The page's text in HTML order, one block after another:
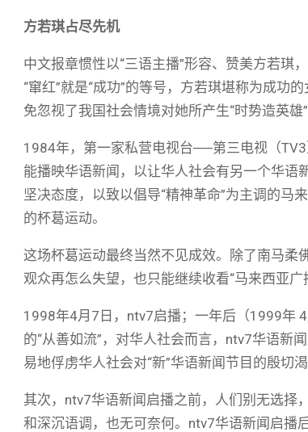
方若琪占尽先机
中文报章惯性以“三语主播”形容、赞美方若琪
“窜红”就是“成功”的等号，方若琪堪称为成功
免忽视了我国社会情境对她所产生“时势造英雄
1984年，第一家私营电视台──第三电视（
能播映华语新闻，以让华人社会有另一个华语
坚决态度，以致以倡导“精神革命”为主调的马
的杯葛运动。
这场杯葛运动最终当然不见成效。除了南马柔
观众再怎么失望，也只能继续收看“马来西亚广
1998年4月7日，ntv7启播；一年后（1999年
的“从善如流”，对华人社会而言，ntv7华语新
易地俘虏华人社会对“新”华语新闻节目的殷切
其次，ntv7华语新闻启播之前，人们别无选择
和深沉语调，也无可奈何。ntv7华语新闻启播